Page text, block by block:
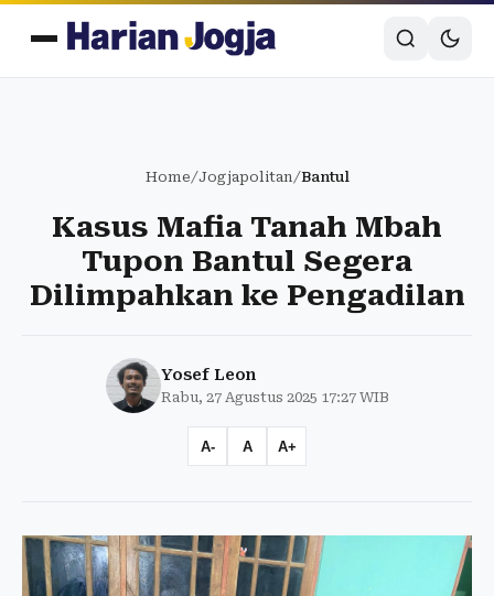
Home/Jogjapolitan/Bantul
Kasus Mafia Tanah Mbah
Tupon Bantul Segera
Dilimpahkan ke Pengadilan
Yosef Leon
Rabu, 27 Agustus 2025 17:27 WIB
A- A A+